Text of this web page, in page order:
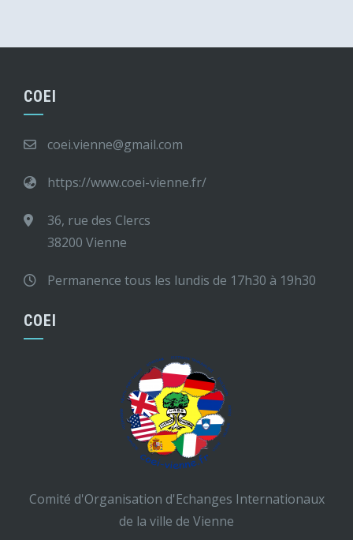
COEI
coei.vienne@gmail.com
https://www.coei-vienne.fr/
36, rue des Clercs
38200 Vienne
Permanence tous les lundis de 17h30 à 19h30
COEI
Comité d'Organisation d'Echanges Internationaux
de la ville de Vienne